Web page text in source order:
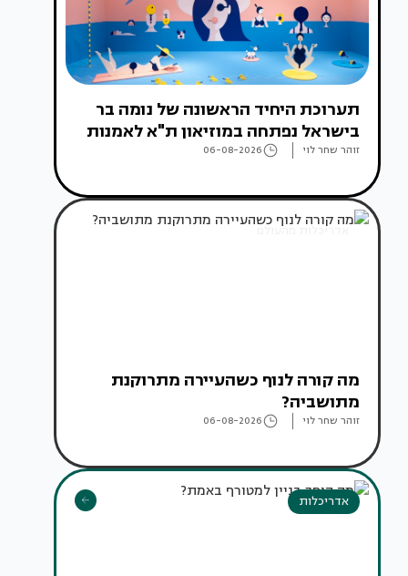
תערוכת היחיד הראשונה של נומה בר
בישראל נפתחה במוזיאון ת"א לאמנות
זוהר שחר לוי 06-08-2026
אדריכלות מהעולם
מה קורה לנוף כשהעיירה מתרוקנת
מתושביה?
זוהר שחר לוי 06-08-2026
אדריכלות